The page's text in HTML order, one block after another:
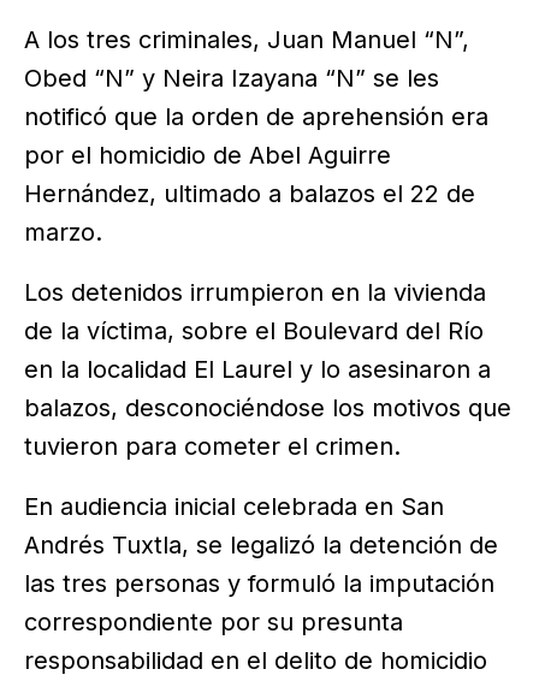
A los tres criminales, Juan Manuel “N”,
Obed “N” y Neira Izayana “N” se les
notificó que la orden de aprehensión era
por el homicidio de Abel Aguirre
Hernández, ultimado a balazos el 22 de
marzo.
Los detenidos irrumpieron en la vivienda
de la víctima, sobre el Boulevard del Río
en la localidad El Laurel y lo asesinaron a
balazos, desconociéndose los motivos que
tuvieron para cometer el crimen.
En audiencia inicial celebrada en San
Andrés Tuxtla, se legalizó la detención de
las tres personas y formuló la imputación
correspondiente por su presunta
responsabilidad en el delito de homicidio